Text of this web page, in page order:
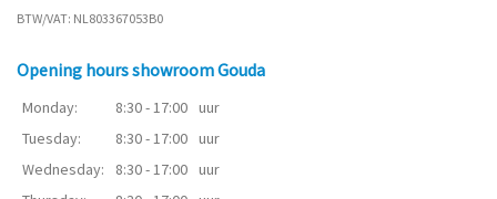
BTW/VAT: NL803367053B0
Opening hours showroom Gouda
Monday: 8:30 - 17:00 uur
Tuesday:
8:30 - 17:00 uur
Wednesday:
8:30 - 17:00 uur